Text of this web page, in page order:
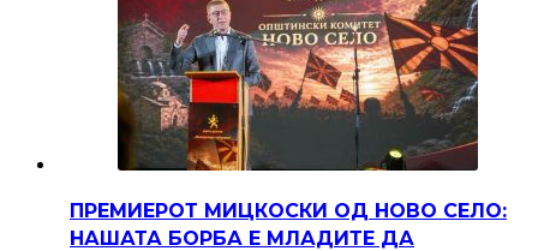
ПРЕМИЕРОТ МИЦКОСКИ ОД НОВО СЕЛО:
НАШАТА БОРБА Е МЛАДИТЕ ДА